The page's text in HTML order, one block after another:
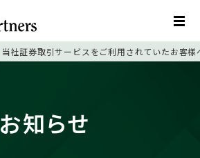
当社証券取引サービスをご利用されていたお客様
お知らせ